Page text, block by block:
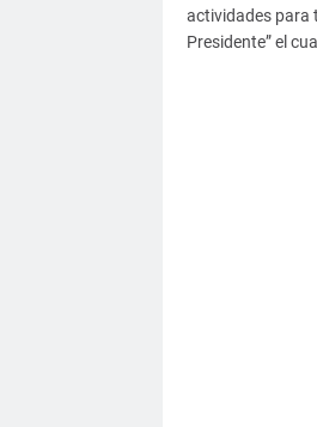
actividades para
Presidente” el